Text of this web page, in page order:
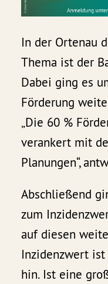
In der Ortenau
Thema ist der
Dabei ging es
Förderung
„Die 60 %
verankert mit
Planungen“,
Abschließend
zum
auf diesen
Inzidenzwert
hin. Ist eine